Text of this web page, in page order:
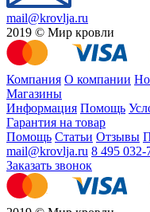
mail@krovlja.ru
2019 © Мир кровли
Компания О компании
Магазины
Информация Помощь
Гарантия на товар
Помощь Статьи Отзывы
mail@krovlja.ru 8 495 032-
Заказать звонок